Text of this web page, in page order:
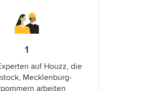
1
auf Houzz, die
Mecklenburg-
arbeiten